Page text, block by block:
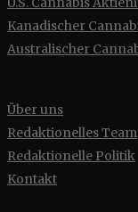
Kanadischer
Australischer
Über uns
Redaktionelles Team
Redaktionelle Politik
Kontakt